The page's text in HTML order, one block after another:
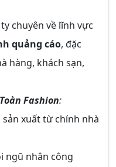
chuyên về lĩnh vực
quảng cáo, đặc
hàng, khách sạn,
Fashion:
xuất từ chính nhà
ngũ nhân công